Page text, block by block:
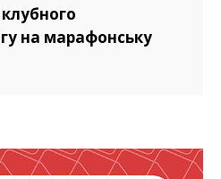
на марафонську